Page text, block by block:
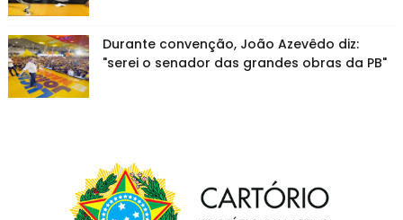
Durante convenção, João Azevêdo diz:
"serei o senador das grandes obras da PB"